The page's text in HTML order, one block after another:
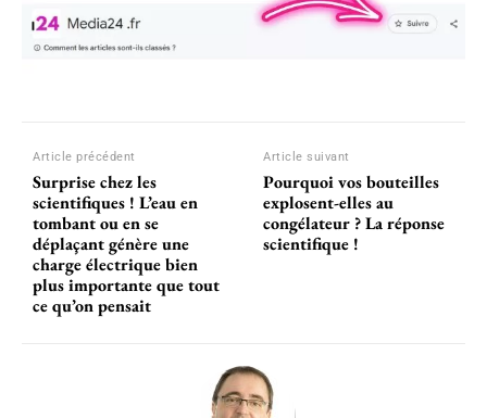
Article précédent
Surprise chez les
scientifiques ! L’eau en
tombant ou en se
déplaçant génère une
charge électrique bien
plus importante que tout
ce qu’on pensait
Article suivant
Pourquoi vos bouteilles
explosent-elles au
congélateur ? La réponse
scientifique !